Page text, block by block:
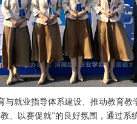
就业指导体系建设、推动教育教
、以赛促就”的良好氛围，通过